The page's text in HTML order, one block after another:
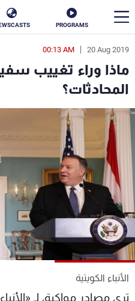
PROGRAMS
20 Aug 2019
00:13 AM
ماذا وراء تغييب
المحادثات؟
الأنباء الكويتية
ترى مصادر مواكبة، لـ
en
الأخبار
سياسة
إقتصاد
منوعات
كأس العالم
البرامج
جدول البرامج
شاهد البرامج